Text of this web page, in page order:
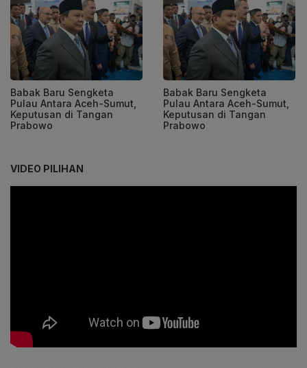
Babak Baru Sengketa
Pulau Antara Aceh-Sumut,
Keputusan di Tangan
Prabowo
Babak Baru Sengketa
Pulau Antara Aceh-Sumut,
Keputusan di Tangan
Prabowo
VIDEO PILIHAN